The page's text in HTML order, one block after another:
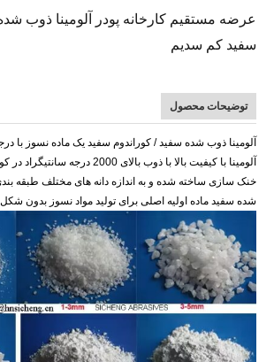
عرضه مستقیم کارخانه پودر آلومینا ذوب
سفید کم سدیم
توضیحات محصول
آلومینا ذوب شده سفید / کوراندوم سفید یک ماده نسوز با
آلومینا با کیفیت بالا با ذوب بالای
خنک سازی ساخته شده و به اندازه دانه های مختلف طبقه
شده سفید ماده اولیه اصلی برای تولید مواد نسوز بدون